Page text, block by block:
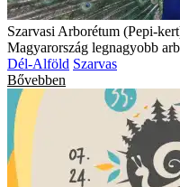
Szarvasi Arborétum (Pepi-
Magyarország legnagyobb
Dél-Alföld Szarvas
Bővebben